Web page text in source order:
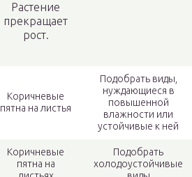
Растение
прекращает
рост.
Коричневые
пятна на листья
Подобрать виды,
нуждающиеся в
повышенной
влажности или
устойчивые к ней
Коричневые
пятна на
Подобрать
холодоустойчивые